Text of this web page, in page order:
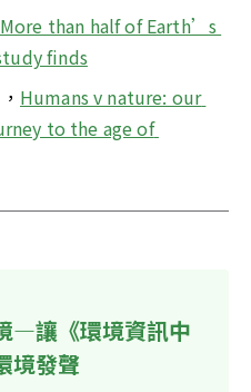
More than half of Earth’s
finds
Humans v nature: our
to the age of
—讓《環境資訊中
境發聲